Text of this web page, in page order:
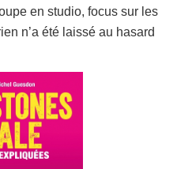
en studio, focus sur les
n’a été laissé au hasard